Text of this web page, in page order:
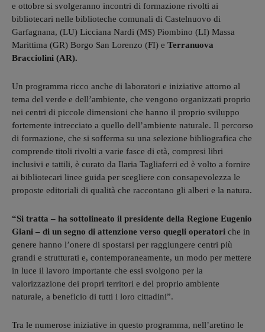
e ottobre si svolgeranno incontri di formazione rivolti ai
bibliotecari nelle biblioteche comunali di Castelnuovo di
Garfagnana, (LU) Licciana Nardi (MS) Piombino (LI) Massa
Marittima (GR) Borgo San Lorenzo (FI) e Terranuova
Bracciolini (AR).
Un programma ricco anche di laboratori e iniziative attorno al
tema del verde e dell’ambiente, che vengono organizzati proprio
nei centri di piccole dimensioni che hanno il proprio sviluppo
fortemente intrecciato a quello dell’ambiente naturale. Il percorso
di formazione, che si sofferma su una selezione bibliografica che
comprende titoli rivolti a varie fasce di età, compresi libri
inclusivi e tattili, è curato da Ilaria Tagliaferri ed è volto a fornire
ai bibliotecari linee guida per scegliere con consapevolezza le
proposte editoriali di qualità che raccontano gli alberi e la natura.
“Si tratta – ha sottolineato il presidente della Regione Eugenio
Giani – di un segno di attenzione verso quegli operatori che in
genere hanno l’onere di spostarsi per raggiungere centri più
grandi e strutturati e, contemporaneamente, un modo per mettere
in luce il lavoro importante che essi svolgono per la
valorizzazione dei propri territori e del proprio ambiente
naturale, a beneficio di tutti i loro cittadini”.
Tra le numerose iniziative in questo programma, nell’aretino le